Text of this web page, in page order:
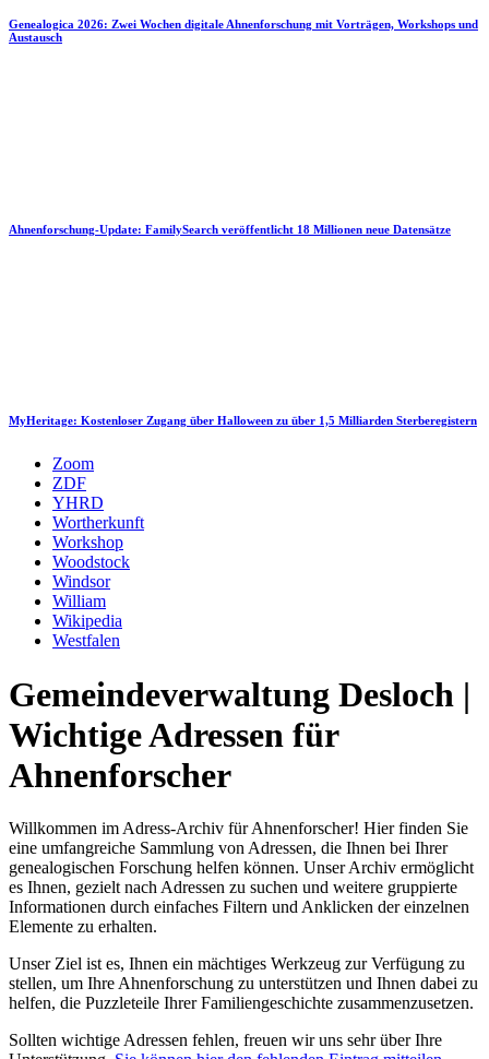
Genealogica 2026: Zwei Wochen digitale Ahnenforschung mit Vorträgen, Workshops und
Austausch
Ahnenforschung-Update: FamilySearch veröffentlicht 18 Millionen neue Datensätze
MyHeritage: Kostenloser Zugang über Halloween zu über 1,5 Milliarden Sterberegistern
Zoom
ZDF
YHRD
Wortherkunft
Workshop
Woodstock
Windsor
William
Wikipedia
Westfalen
Gemeindeverwaltung Desloch |
Wichtige Adressen für
Ahnenforscher
Willkommen im Adress-Archiv für Ahnenforscher! Hier finden Sie
eine umfangreiche Sammlung von Adressen, die Ihnen bei Ihrer
genealogischen Forschung helfen können. Unser Archiv ermöglicht
es Ihnen, gezielt nach Adressen zu suchen und weitere gruppierte
Informationen durch einfaches Filtern und Anklicken der einzelnen
Elemente zu erhalten.
Unser Ziel ist es, Ihnen ein mächtiges Werkzeug zur Verfügung zu
stellen, um Ihre Ahnenforschung zu unterstützen und Ihnen dabei zu
helfen, die Puzzleteile Ihrer Familiengeschichte zusammenzusetzen.
Sollten wichtige Adressen fehlen, freuen wir uns sehr über Ihre